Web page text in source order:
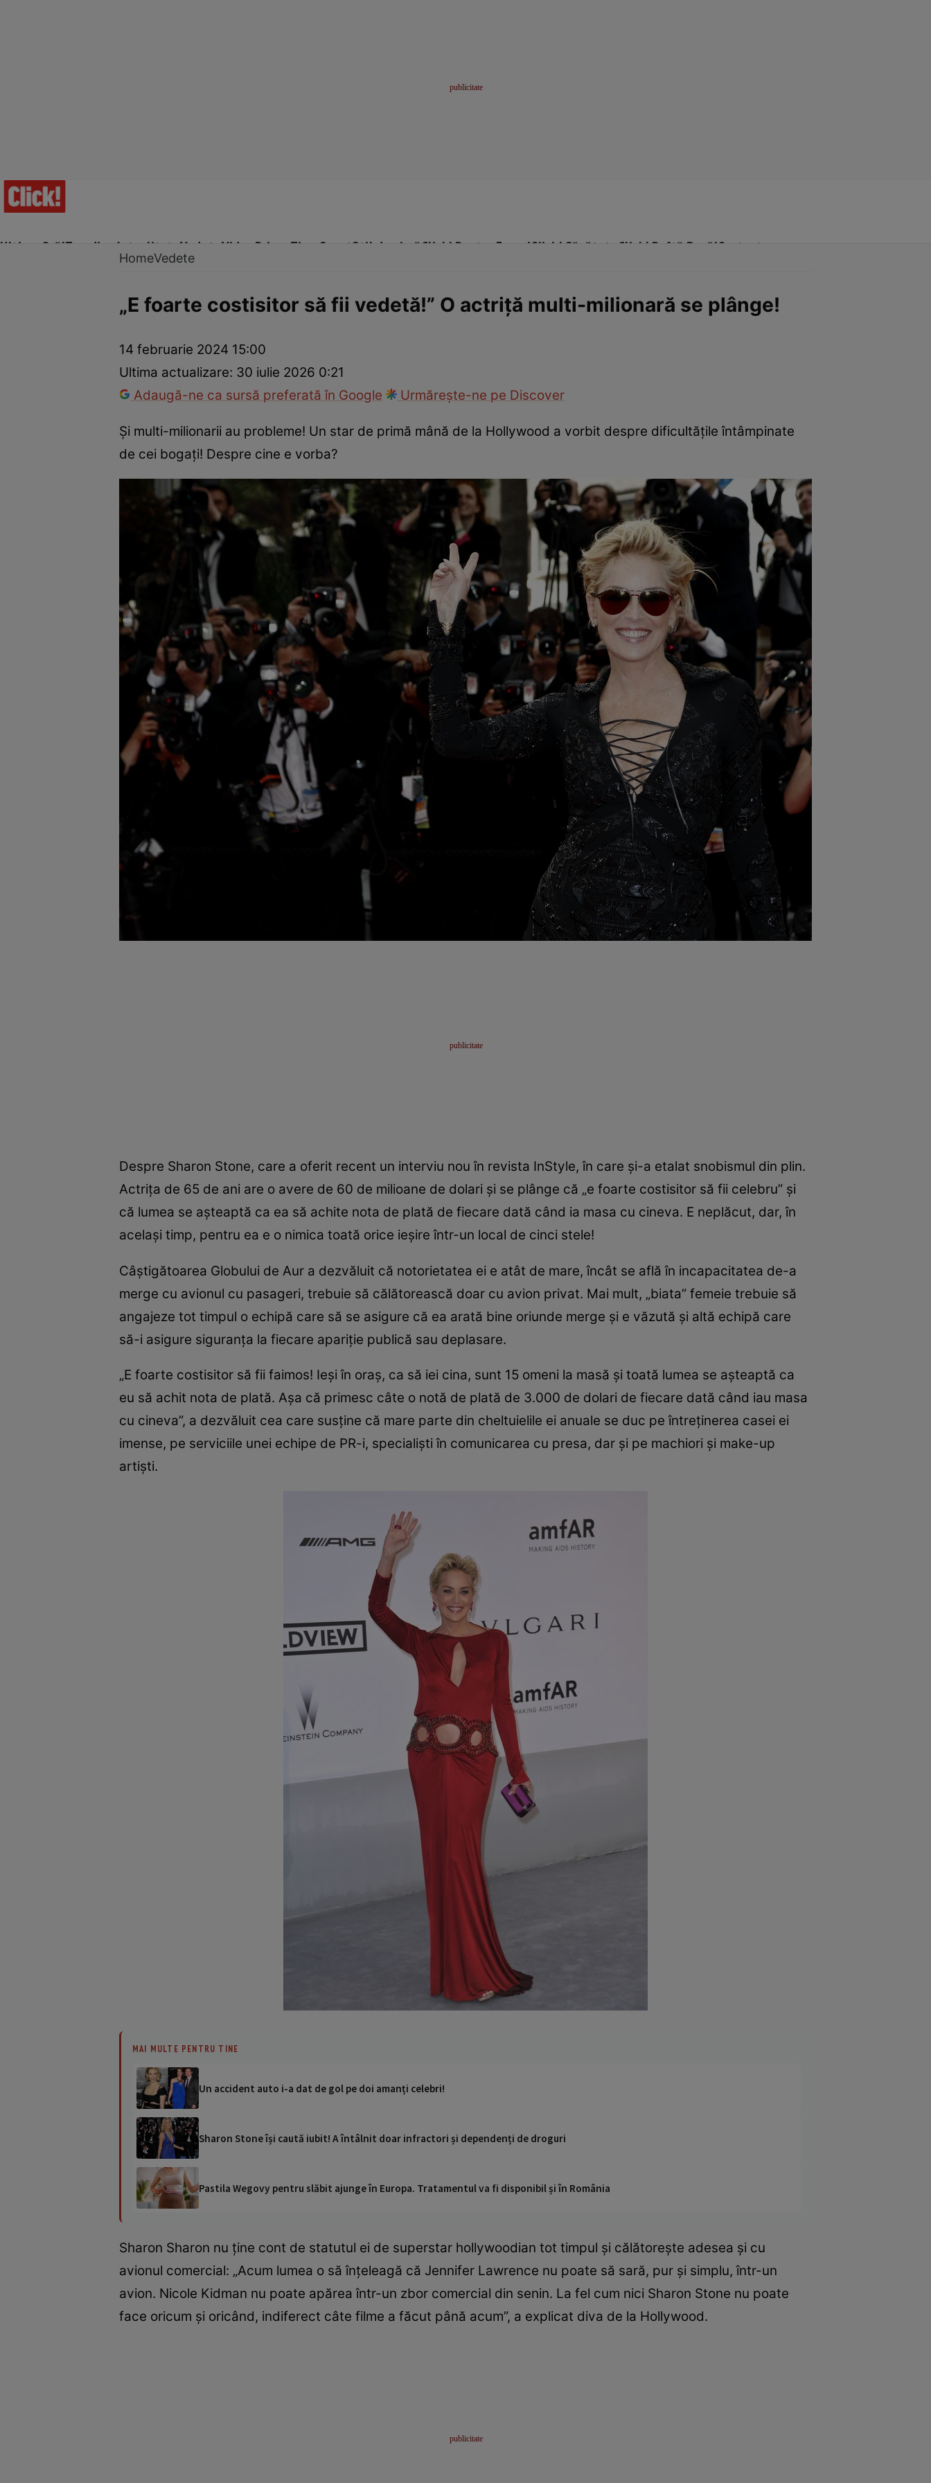
Ultima Oră!Trending Actualitate Vedete Video Prime Time SportStil de viațăClick! Pentru FemeiClick! Sănătate Click! Poftă Bună!Contact
Vedete internaționaleVedete româneștiInterviurile Click!
HomeVedete
„E foarte costisitor să fii vedetă!” O actriță multi-milionară se plânge!
14 februarie 2024 15:00
Ultima actualizare: 30 iulie 2026 0:21
Adaugă-ne ca sursă preferată în Google
Urmărește-ne pe Discover
Și multi-milionarii au probleme! Un star de primă mână de la Hollywood a vorbit despre dificultățile întâmpinate
de cei bogați! Despre cine e vorba?
Despre Sharon Stone, care a oferit recent un interviu nou în revista InStyle, în care și-a etalat snobismul din plin.
Actrița de 65 de ani are o avere de 60 de milioane de dolari și se plânge că „e foarte costisitor să fii celebru” și
că lumea se așteaptă ca ea să achite nota de plată de fiecare dată când ia masa cu cineva. E neplăcut, dar, în
același timp, pentru ea e o nimica toată orice ieșire într-un local de cinci stele!
Câștigătoarea Globului de Aur a dezvăluit că notorietatea ei e atât de mare, încât se află în incapacitatea de-a
merge cu avionul cu pasageri, trebuie să călătorească doar cu avion privat. Mai mult, „biata” femeie trebuie să
angajeze tot timpul o echipă care să se asigure că ea arată bine oriunde merge și e văzută și altă echipă care
să-i asigure siguranța la fiecare apariție publică sau deplasare.
„E foarte costisitor să fii faimos! Ieși în oraș, ca să iei cina, sunt 15 omeni la masă și toată lumea se așteaptă ca
eu să achit nota de plată. Așa că primesc câte o notă de plată de 3.000 de dolari de fiecare dată când iau masa
cu cineva”, a dezvăluit cea care susține că mare parte din cheltuielile ei anuale se duc pe întreținerea casei ei
imense, pe serviciile unei echipe de PR-i, specialiști în comunicarea cu presa, dar și pe machiori și make-up
artiști.
MAI MULTE PENTRU TINE
Un accident auto i-a dat de gol pe doi amanți celebri!
Sharon Stone își caută iubit! A întâlnit doar infractori și dependenți de droguri
Pastila Wegovy pentru slăbit ajunge în Europa. Tratamentul va fi disponibil și în România
Sharon Sharon nu ține cont de statutul ei de superstar hollywoodian tot timpul și călătorește adesea și cu
avionul comercial: „Acum lumea o să înțeleagă că Jennifer Lawrence nu poate să sară, pur și simplu, într-un
avion. Nicole Kidman nu poate apărea într-un zbor comercial din senin. La fel cum nici Sharon Stone nu poate
face oricum și oricând, indiferect câte filme a făcut până acum”, a explicat diva de la Hollywood.